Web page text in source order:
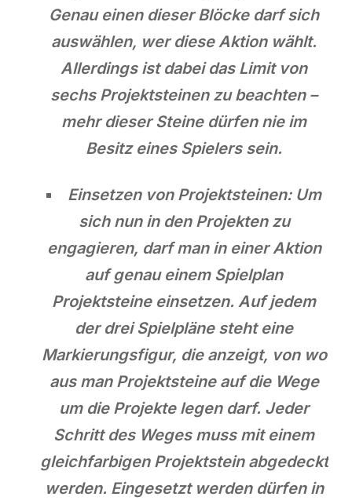
Genau einen dieser Blöcke darf sich
auswählen, wer diese Aktion wählt.
Allerdings ist dabei das Limit von
sechs Projektsteinen zu beachten –
mehr dieser Steine dürfen nie im
Besitz eines Spielers sein.
Einsetzen von Projektsteinen: Um
sich nun in den Projekten zu
engagieren, darf man in einer Aktion
auf genau einem Spielplan
Projektsteine einsetzen. Auf jedem
der drei Spielpläne steht eine
Markierungsfigur, die anzeigt, von wo
aus man Projektsteine auf die Wege
um die Projekte legen darf. Jeder
Schritt des Weges muss mit einem
gleichfarbigen Projektstein abgedeckt
werden. Eingesetzt werden dürfen in